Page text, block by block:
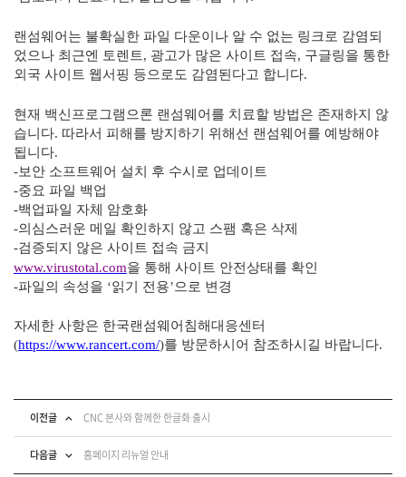
랜섬웨어는 불확실한 파일 다운이나 알 수 없는 링크로 감염되
었으나 최근엔 토렌트, 광고가 많은 사이트 접속, 구글링을 통한
외국 사이트 웹서핑 등으로도 감염된다고 합니다.
현재 백신프로그램으론 랜섬웨어를 치료할 방법은 존재하지 않
습니다. 따라서 피해를 방지하기 위해선 랜섬웨어를 예방해야
됩니다.
-보안 소프트웨어 설치 후 수시로 업데이트
-중요 파일 백업
-백업파일 자체 암호화
-의심스러운 메일 확인하지 않고 스팸 혹은 삭제
-검증되지 않은 사이트 접속 금지
www.virustotal.com을 통해 사이트 안전상태를 확인
-파일의 속성을 ‘읽기 전용’으로 변경
자세한 사항은 한국랜섬웨어침해대응센터
(https://www.rancert.com/)를 방문하시어 참조하시길 바랍니다.
이전글 CNC 본사와 함께한 한글화 출시
다음글 홈페이지 리뉴얼 안내